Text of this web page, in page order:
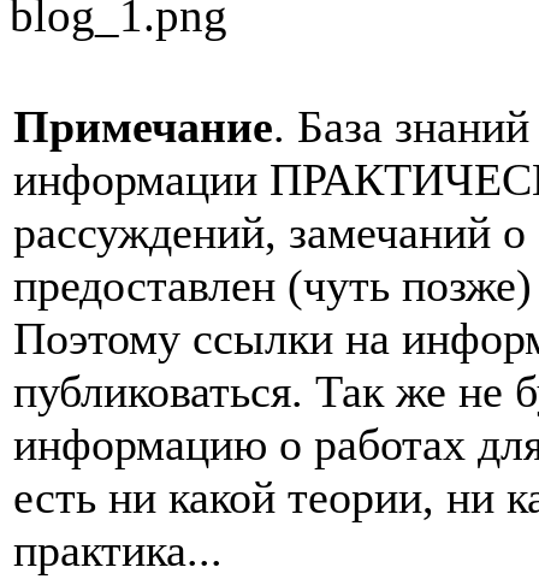
Примечание. База
информации
рассуждений, замечаний
предоставлен (чуть
Поэтому ссылки на
публиковаться. Так же не
информацию о работах
есть ни какой теории, ни
практика...